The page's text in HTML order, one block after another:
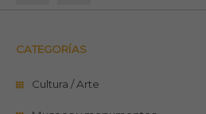
CATEGORÍAS
Cultura / Arte